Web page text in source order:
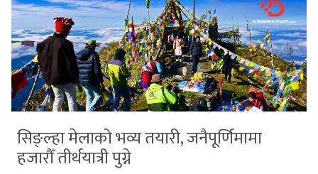
सिङ्ल्हा मेलाको भव्य तयारी, जनैपूर्णिमामा
हजारौँ तीर्थयात्री पुग्ने